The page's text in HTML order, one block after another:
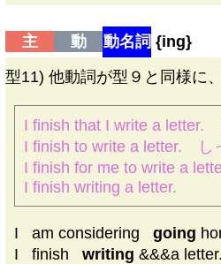
主 動 動名詞 {ing}
型11) 他動詞が型９と同様に
I finish that I write a letter.
I finish to write a letter. し
I finish for me to write a
I finish writing a letter.
I am considering going
I
finish writing &&&a